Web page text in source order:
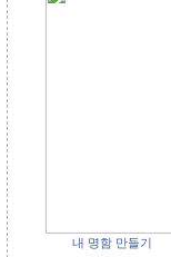
내 명함 만들기